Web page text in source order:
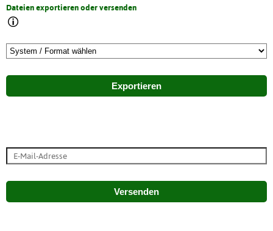
Dateien exportieren oder versenden
Exportieren
Versenden